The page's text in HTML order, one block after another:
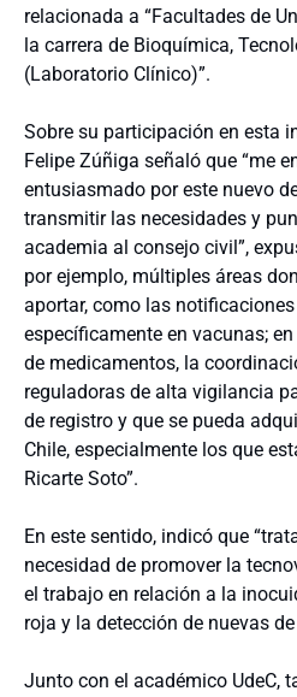
relacionada a “Facultades de
la carrera de Bioquímica,
(Laboratorio Clínico)”.
Sobre su participación en esta
Felipe Zúñiga señaló que “me
entusiasmado por este nuevo
transmitir las necesidades y
academia al consejo civil”,
por ejemplo, múltiples áreas
aportar, como las
específicamente en vacunas;
de medicamentos, la
reguladoras de alta vigilancia
de registro y que se pueda
Chile, especialmente los que
Ricarte Soto”.
En este sentido, indicó que
necesidad de promover la
el trabajo en relación a la
roja y la detección de nuevas de
Junto con el académico UdeC,